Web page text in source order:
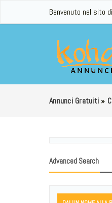
Benvenuto nel sito
Annunci Gratuiti »
Advanced Search